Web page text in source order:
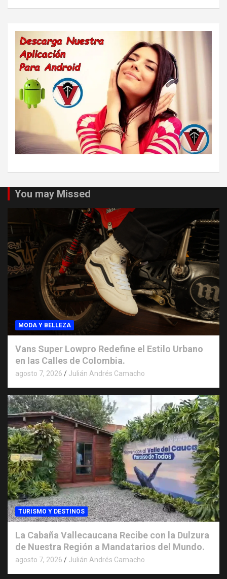
You may Missed
MODA Y BELLEZA
Vans Super Lowpro Redefine el Estilo Urbano
en las Calles de Colombia.
agosto 7, 2026 Julián Andrés Camacho
TURISMO Y DESTINOS
La Cabaña Vallecaucana Recibe con la Dulzura
de Nuestra Región a Mandatarios del Mundo.
agosto 7, 2026 Julián Andrés Camacho